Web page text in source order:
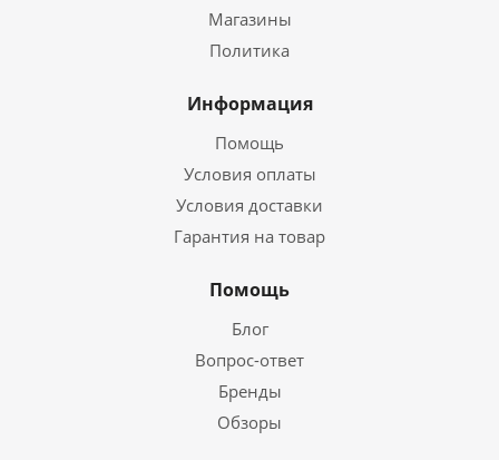
Магазины
Политика
Информация
Помощь
Условия оплаты
Условия доставки
Гарантия на товар
Помощь
Блог
Вопрос-ответ
Бренды
Обзоры